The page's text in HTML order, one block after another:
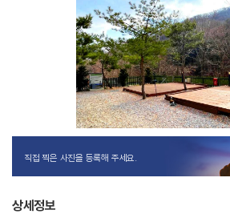
직접 찍은 사진을 등록해 주세요.
상세정보